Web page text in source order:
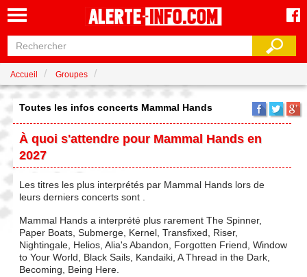
Accueil Groupes
Toutes les infos concerts Mammal Hands
À quoi s'attendre pour Mammal Hands en
2027
Les titres les plus interprétés par Mammal Hands lors de
leurs derniers concerts sont .
Mammal Hands a interprété plus rarement The Spinner,
Paper Boats, Submerge, Kernel, Transfixed, Riser,
Nightingale, Helios, Alia's Abandon, Forgotten Friend, Window
to Your World, Black Sails, Kandaiki, A Thread in the Dark,
Becoming, Being Here.